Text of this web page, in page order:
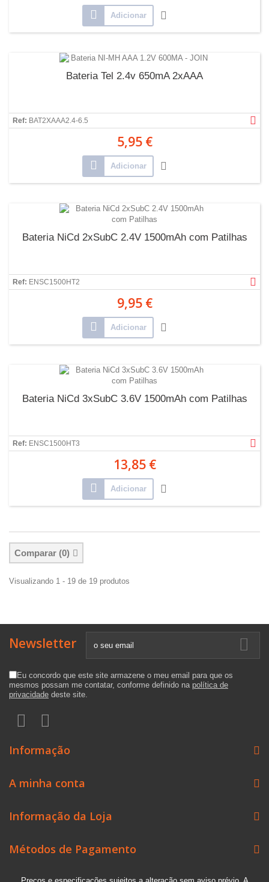
Adicionar
Bateria Tel 2.4v 650mA 2xAAA
Ref: BAT2XAAA2.4-6.5
5,95 €
Adicionar
Bateria NiCd 2xSubC 2.4V 1500mAh com Patilhas
Ref: ENSC1500HT2
9,95 €
Adicionar
Bateria NiCd 3xSubC 3.6V 1500mAh com Patilhas
Ref: ENSC1500HT3
13,85 €
Adicionar
Comparar (0)
Visualizando 1 - 19 de 19 produtos
Newsletter
Eu concordo que este site armazene o meu email para que os
mesmos possam me contatar, conforme definido na política de
privacidade deste site.
Informação
A minha conta
Informação da Loja
Métodos de Pagamento